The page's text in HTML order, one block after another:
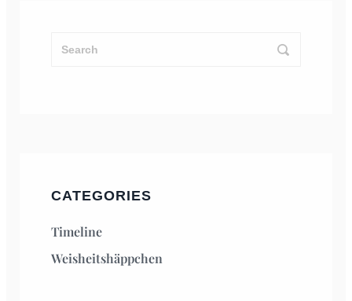
CATEGORIES
Timeline
Weisheitshäppchen